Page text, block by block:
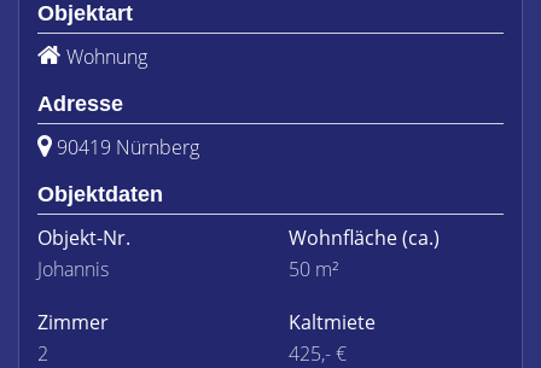
Objektart
Wohnung
Adresse
90419 Nürnberg
Objektdaten
Objekt-Nr.
Johannis
Wohnfläche(ca.)
50 m²
Zimmer
2
Kaltmiete
425,- €